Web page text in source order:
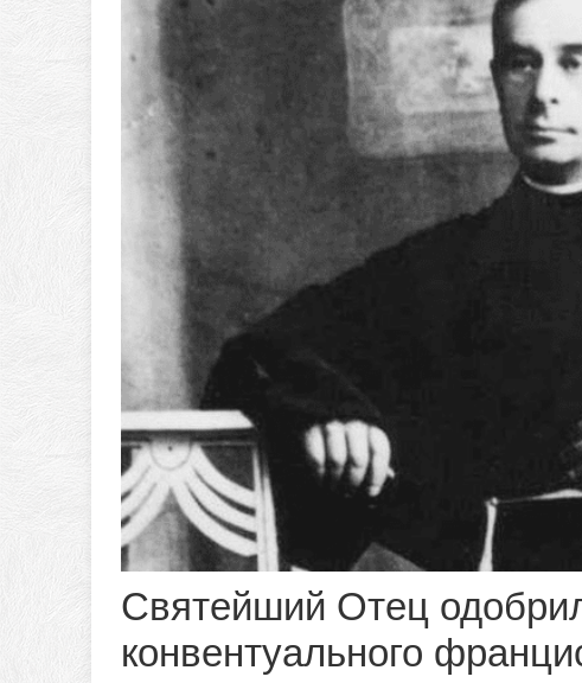
Святейший Отец
конвентуального